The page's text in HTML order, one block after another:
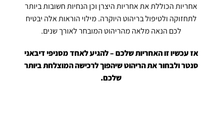
אחריות הכוללת את אחריות היצרן וכן הנחיות חשובות ביותר
לתחזוקה ולטיפול בריהוט היוקרה. מילוי הוראות אלה יבטיח
לכם הנאה מלאה מהריהוט המובחר לאורך שנים.
אז עכשיו זו האחריות שלכם – להגיע לאחד מסניפי דיבאני
סנטר ולבחור את הריהוט שיהפוך לרכישה המוצלחת ביותר
שלכם.